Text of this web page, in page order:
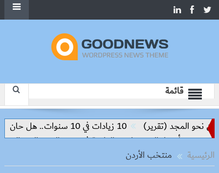
قائمة
المجد (تقرير)
10 زيادات في 10 سنوات.. هل حان الوقت لرفع دعم البنزين نهائيا؟
أسعار الخضروات و الفاكهة في سوق العبور اليوم السبت 8 -8-2026
الرئيسية
منتخب الأردن